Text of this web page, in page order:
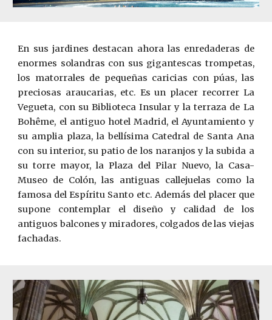
En sus jardines destacan ahora las enredaderas de
enormes solandras con sus gigantescas trompetas,
los matorrales de pequeñas caricias con púas, las
preciosas araucarias, etc. Es un placer recorrer La
Vegueta, con su Biblioteca Insular y la terraza de La
Bohême, el antiguo hotel Madrid, el Ayuntamiento y
su amplia plaza, la bellísima Catedral de Santa Ana
con su interior, su patio de los naranjos y la subida a
su torre mayor, la Plaza del Pilar Nuevo, la Casa-
Museo de Colón, las antiguas callejuelas como la
famosa del Espíritu Santo etc. Además del placer que
supone contemplar el diseño y calidad de los
antiguos balcones y miradores, colgados de las viejas
fachadas.